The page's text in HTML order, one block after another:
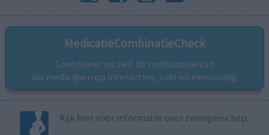
MedicatieCombinatieCheck
Controleer nu zelf de combinatie van
uw medicijnen op interacties, snel en eenvoudig.
Kijk hier voor informatie over zwangerschap.